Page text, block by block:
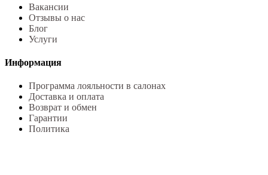
Вакансии
Отзывы о нас
Блог
Услуги
Информация
Программа лояльности в салонах
Доставка и оплата
Возврат и обмен
Гарантии
Политика